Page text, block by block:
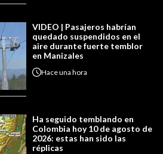
VIDEO | Pasajeros habrían
quedado suspendidos en el
aire durante fuerte temblor
en Manizales
Haceuna hora
Ha seguido temblando en
Colombia hoy 10 de agosto de
2026: estas han sido las
réplicas